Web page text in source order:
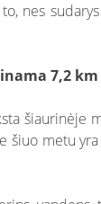
nes
7,2
šiaurinėje
šiuo metu